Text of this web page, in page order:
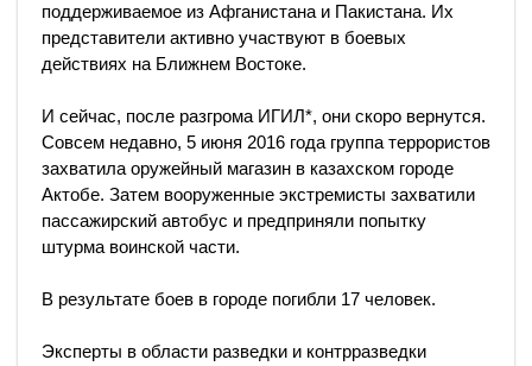
поддерживаемое из Афганистана и Пакистана. Их
представители активно участвуют в боевых
действиях на Ближнем Востоке.
И сейчас, после разгрома ИГИЛ*, они скоро вернутся.
Совсем недавно, 5 июня 2016 года группа террористов
захватила оружейный магазин в казахском городе
Актобе. Затем вооруженные экстремисты захватили
пассажирский автобус и предприняли попытку
штурма воинской части.
В результате боев в городе погибли 17 человек.
Эксперты в области разведки и контрразведки